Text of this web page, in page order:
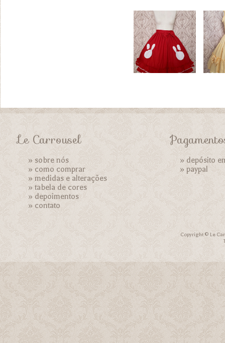
Le Carrousel
»sobre nós
»como comprar
»medidas e alterações
»tabela de cores
»depoimentos
»contato
» depósito
» paypal
Copyright © Le